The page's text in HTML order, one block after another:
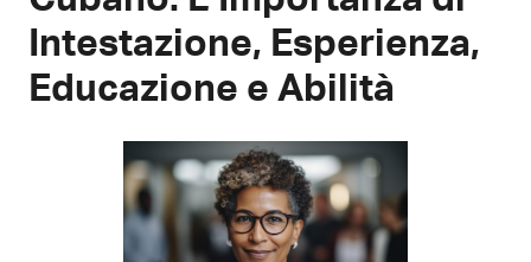
Intestazione, Esperienza,
Educazione e Abilità